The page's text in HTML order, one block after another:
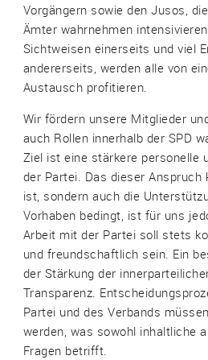
Vorgängern sowie den Jusos,
Ämter wahrnehmen
Sichtweisen einerseits und viel
andererseits, werden alle von
Austausch profitieren.
Wir fördern unsere Mitglieder
auch Rollen innerhalb der SPD
Ziel ist eine stärkere personelle
der Partei. Das dieser Anspruch
ist, sondern auch die
Vorhaben bedingt, ist für uns
Arbeit mit der Partei soll stets
und freundschaftlich sein. Ein
der Stärkung der
Transparenz.
Partei und des Verbands
werden, was sowohl inhaltliche
Fragen betrifft.